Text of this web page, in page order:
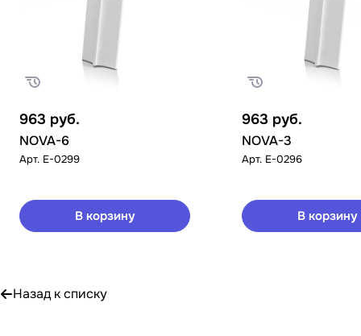
963 руб.
NOVA-6
Арт. E-0299
В корзину
963 руб.
NOVA-3
Арт. E-0296
В корзину
Назад к списку